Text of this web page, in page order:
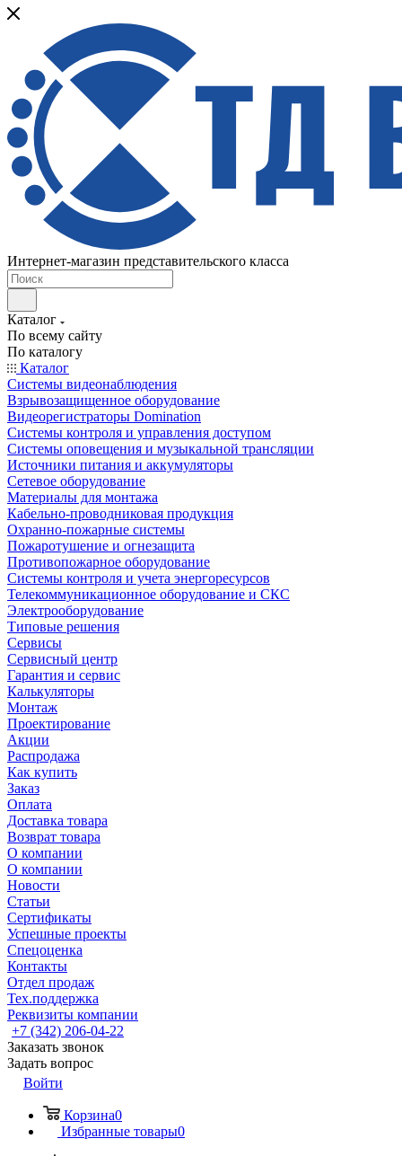
Интернет-магазин представительского класса
Каталог
По всему сайту
По каталогу
Каталог
Системы видеонаблюдения
Взрывозащищенное оборудование
Видеорегистраторы Domination
Системы контроля и управления доступом
Системы оповещения и музыкальной трансляции
Источники питания и аккумуляторы
Сетевое оборудование
Материалы для монтажа
Кабельно-проводниковая продукция
Охранно-пожарные системы
Пожаротушение и огнезащита
Противопожарное оборудование
Системы контроля и учета энергоресурсов
Телекоммуникационное оборудование и СКС
Электрооборудование
Типовые решения
Сервисы
Сервисный центр
Гарантия и сервис
Калькуляторы
Монтаж
Проектирование
Акции
Распродажа
Как купить
Заказ
Оплата
Доставка товара
Возврат товара
О компании
О компании
Новости
Статьи
Сертификаты
Успешные проекты
Спецоценка
Контакты
Отдел продаж
Тех.поддержка
Реквизиты компании
+7 (342) 206-04-22
Заказать звонок
Задать вопрос
Войти
Корзина0
Избранные товары0